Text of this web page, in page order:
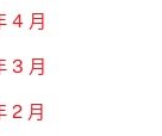
4 月
3 月
2 月